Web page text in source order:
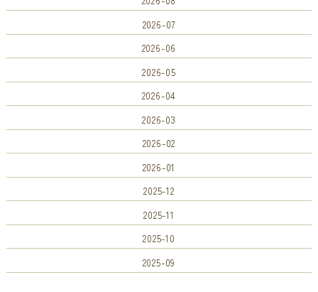
2026-07
2026-06
2026-05
2026-04
2026-03
2026-02
2026-01
2025-12
2025-11
2025-10
2025-09